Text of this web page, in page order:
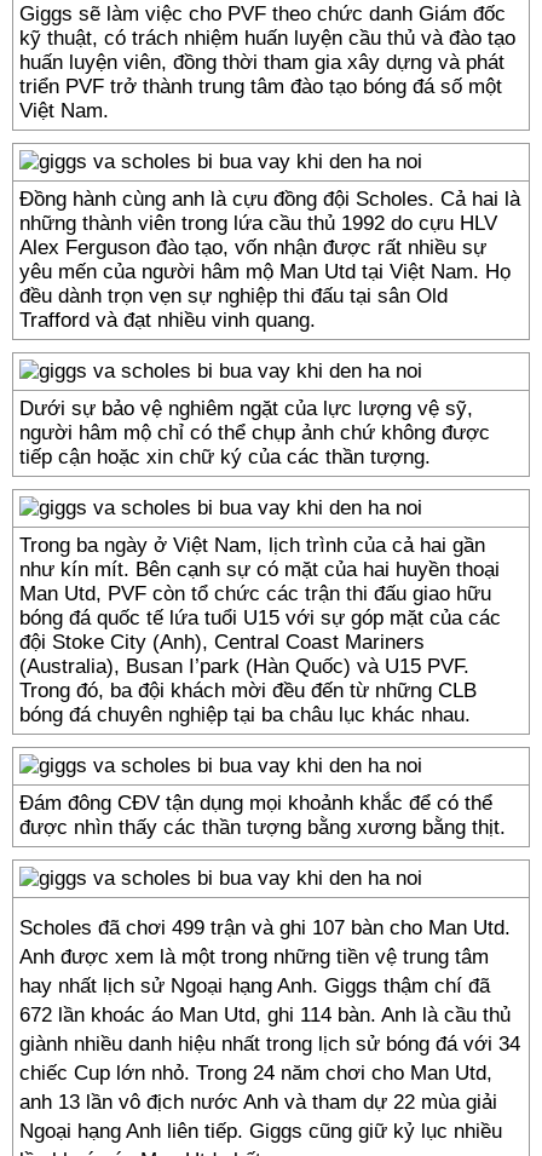
Giggs sẽ làm việc cho PVF theo chức danh Giám đốc
kỹ thuật, có trách nhiệm huấn luyện cầu thủ và đào tạo
huấn luyện viên, đồng thời tham gia xây dựng và phát
triển PVF trở thành trung tâm đào tạo bóng đá số một
Việt Nam.
Đồng hành cùng anh là cựu đồng đội Scholes. Cả hai là
những thành viên trong lứa cầu thủ 1992 do cựu HLV
Alex Ferguson đào tạo, vốn nhận được rất nhiều sự
yêu mến của người hâm mộ Man Utd tại Việt Nam. Họ
đều dành trọn vẹn sự nghiệp thi đấu tại sân Old
Trafford và đạt nhiều vinh quang.
Dưới sự bảo vệ nghiêm ngặt của lực lượng vệ sỹ,
người hâm mộ chỉ có thể chụp ảnh chứ không được
tiếp cận hoặc xin chữ ký của các thần tượng.
Trong ba ngày ở Việt Nam, lịch trình của cả hai gần
như kín mít. Bên cạnh sự có mặt của hai huyền thoại
Man Utd, PVF còn tổ chức các trận thi đấu giao hữu
bóng đá quốc tế lứa tuổi U15 với sự góp mặt của các
đội Stoke City (Anh), Central Coast Mariners
(Australia), Busan I’park (Hàn Quốc) và U15 PVF.
Trong đó, ba đội khách mời đều đến từ những CLB
bóng đá chuyên nghiệp tại ba châu lục khác nhau.
Đám đông CĐV tận dụng mọi khoảnh khắc để có thể
được nhìn thấy các thần tượng bằng xương bằng thịt.
Scholes đã chơi 499 trận và ghi 107 bàn cho Man Utd.
Anh được xem là một trong những tiền vệ trung tâm
hay nhất lịch sử Ngoại hạng Anh. Giggs thậm chí đã
672 lần khoác áo Man Utd, ghi 114 bàn. Anh là cầu thủ
giành nhiều danh hiệu nhất trong lịch sử bóng đá với 34
chiếc Cup lớn nhỏ. Trong 24 năm chơi cho Man Utd,
anh 13 lần vô địch nước Anh và tham dự 22 mùa giải
Ngoại hạng Anh liên tiếp. Giggs cũng giữ kỷ lục nhiều